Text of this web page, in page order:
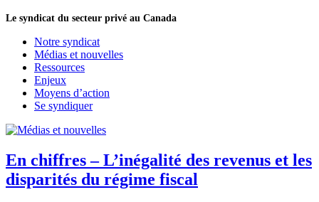
Le syndicat du secteur privé au Canada
Notre syndicat
Médias et nouvelles
Ressources
Enjeux
Moyens d’action
Se syndiquer
En chiffres – L’inégalité des revenus et les
disparités du régime fiscal